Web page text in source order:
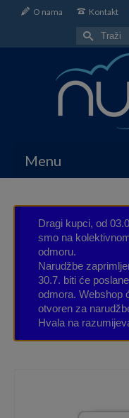
O nama Kontakt
Search
for:
Menu
Dragi kupci, od
smo na
odmoru.
Narudžbe
30.7. biti će
odmora. Webshop
otvoren za
Hvala na